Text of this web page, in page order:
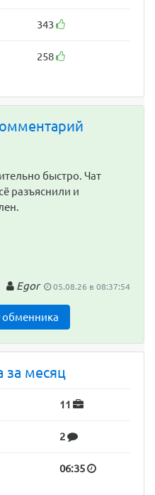
343
258
быстро. Чат
разъяснили и
Egor 05.08.26 в 08:37:54
обменника
за месяц
11
2
06:35